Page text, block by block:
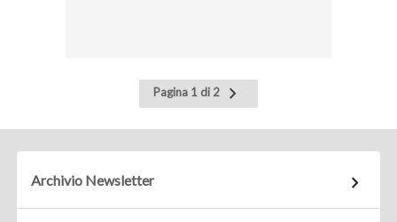
Pagina 1 di 2
Pagina
successiva
Archivio Newsletter